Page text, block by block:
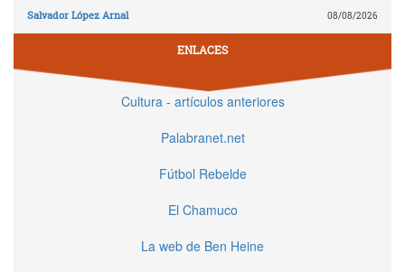
Salvador López Arnal 08/08/2026
ENLACES
Cultura - artículos anteriores
Palabranet.net
Fútbol Rebelde
El Chamuco
La web de Ben Heine